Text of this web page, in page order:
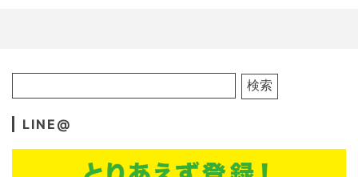
LINE@